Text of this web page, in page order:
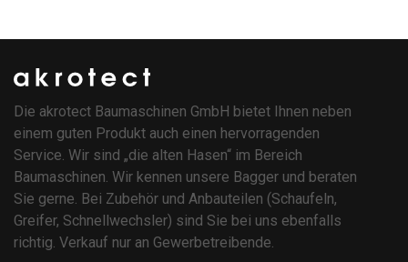
Die akrotect Baumaschinen GmbH bietet Ihnen neben
einem guten Produkt auch einen hervorragenden
Service. Wir sind „die alten Hasen“ im Bereich
Baumaschinen. Wir kennen unsere Bagger und beraten
Sie gerne. Bei Zubehör und Anbauteilen (Schaufeln,
Greifer, Schnellwechsler) sind Sie bei uns ebenfalls
richtig. Verkauf nur an Gewerbetreibende.